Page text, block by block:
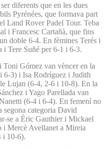
diferents que en les dues
Pyrénées, que formava part
Land Rover Padel Tour. Teba
i Francesc Cartañà, que fins
doble 6-4. En fèmines Terés i
i Tere Suñé per 6-1 i 6-3.
Gómez van vèncer en la
3) i Isa Rodríguez i Judith
Lujan (6-4, 2-6 i 10-8). En la
i Yago Parellada van
(6-4 i 6-4). En femení no
segona categoria David
se a Èric Gauthier i Mickael
Mercè Avellanet a Mireia
i 10-6).